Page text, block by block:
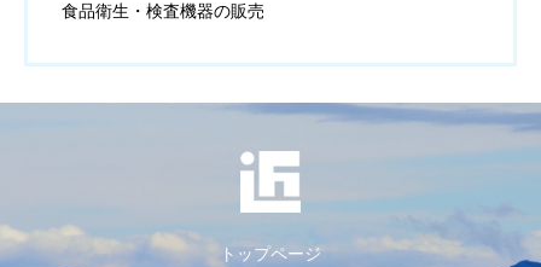
食品衛生・検査機器の販売
トップページ